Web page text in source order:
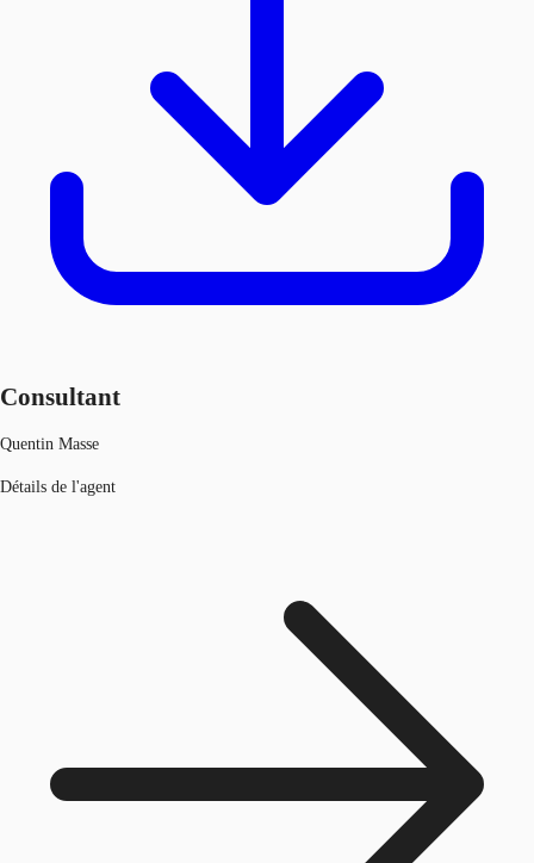
Consultant
Quentin Masse
Détails de l'agent